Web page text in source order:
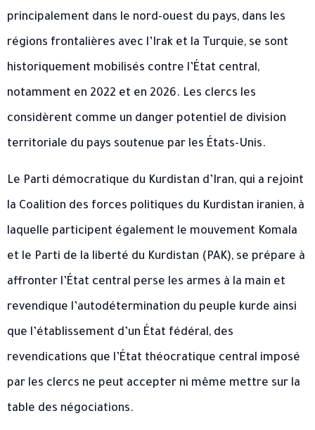
principalement dans le nord-ouest du pays, dans les
régions frontalières avec l’Irak et la Turquie, se sont
historiquement mobilisés contre l’État central,
notamment en 2022 et en 2026. Les clercs les
considèrent comme un danger potentiel de division
territoriale du pays soutenue par les États-Unis.
Le Parti démocratique du Kurdistan d’Iran, qui a rejoint
la Coalition des forces politiques du Kurdistan iranien, à
laquelle participent également le mouvement Komala
et le Parti de la liberté du Kurdistan (PAK), se prépare à
affronter l’État central perse les armes à la main et
revendique l’autodétermination du peuple kurde ainsi
que l’établissement d’un État fédéral, des
revendications que l’État théocratique central imposé
par les clercs ne peut accepter ni même mettre sur la
table des négociations.